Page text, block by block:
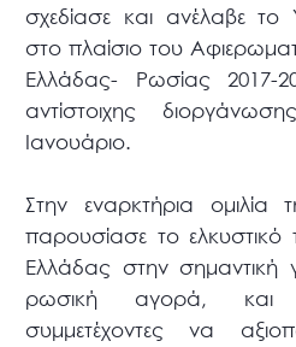
σχεδίασε και ανέλαβε το
στο πλαίσιο του
Ελλάδας- Ρωσίας 2017-
αντίστοιχης
Ιανουάριο.
Στην εναρκτήρια
παρουσίασε το ελκυστικό
Ελλάδας στην σημαντική
ρωσική αγορά, και
συμμετέχοντες να